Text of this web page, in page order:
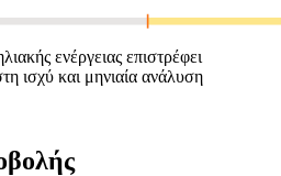
ενέργειας επιστρέφει
ισχύ και μηνιαία ανάλυση